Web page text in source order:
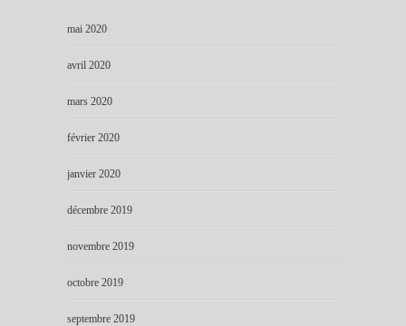
mai 2020
avril 2020
mars 2020
février 2020
janvier 2020
décembre 2019
novembre 2019
octobre 2019
septembre 2019